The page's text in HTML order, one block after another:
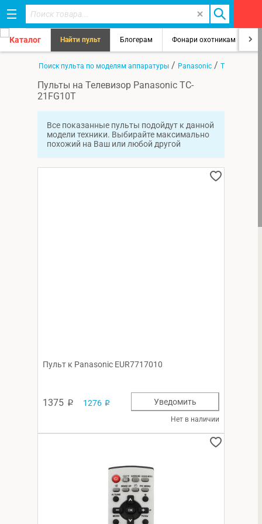
Каталог Найти пульт Блогерам Фонари охотникам
Поиск пульта по моделям аппаратуры / Panasonic / TC-21FG10T
Пульты на Телевизор Panasonic TC-
21FG10T
Все показанные пульты подойдут к данной
модели техники. Выбирайте максимально
похожий на Ваш или любой другой
Пульт к Panasonic EUR7717010
1375 p 1276 p
Нет в наличии
Уведомить